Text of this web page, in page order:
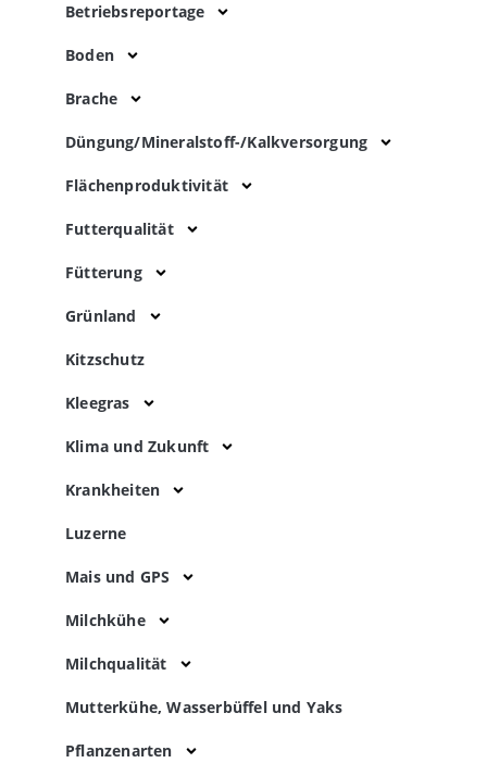
Betriebsreportage
Boden
Brache
Düngung/Mineralstoff-/Kalkversorgung
Flächenproduktivität
Futterqualität
Fütterung
Grünland
Kitzschutz
Kleegras
Klima und Zukunft
Krankheiten
Luzerne
Mais und GPS
Milchkühe
Milchqualität
Mutterkühe, Wasserbüffel und Yaks
Pflanzenarten